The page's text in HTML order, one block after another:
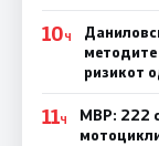
10Ч
ризикот
11Ч
МВР: 222